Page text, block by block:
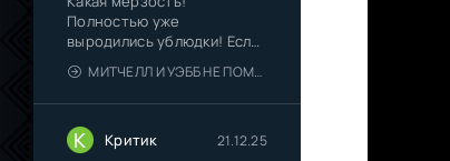
Полностью уже
выродились ублюдки! Если
их "Пип-шоу"
МИТЧЕЛЛ И УЭББ НЕ ПОМОГАЮТ
К Критик 21.12.25